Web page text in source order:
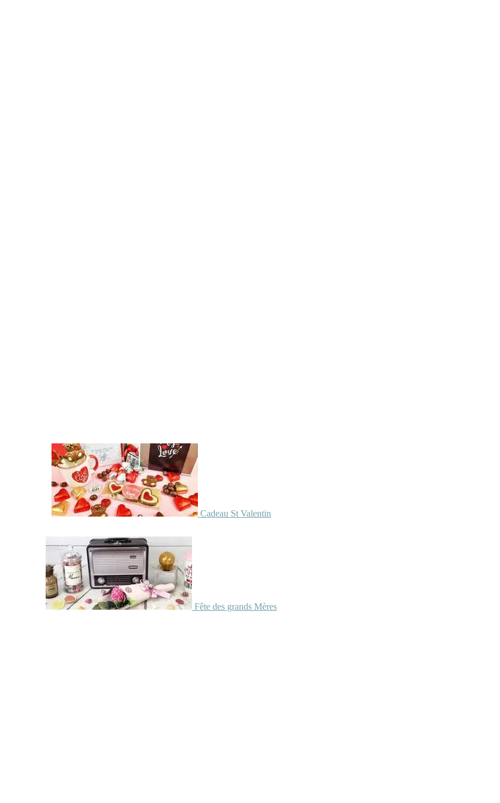
Cadeau St Valentin
Fête des grands Mères